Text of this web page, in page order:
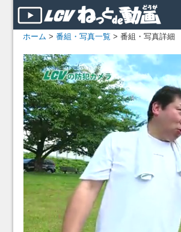
ホーム > 番組・写真一覧 > 番組・写真詳細